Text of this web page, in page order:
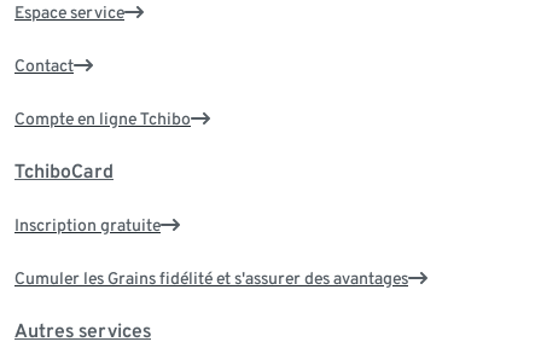
Espace service
Contact
Compte en ligne Tchibo
TchiboCard
Inscription gratuite
Cumuler les Grains fidélité et s'assurer des avantages
Autres services